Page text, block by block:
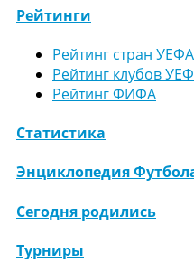
Рейтинги
Рейтинг стран УЕФА
Рейтинг клубов
Рейтинг ФИФА
Статистика
Энциклопедия
Сегодня родились
Турниры